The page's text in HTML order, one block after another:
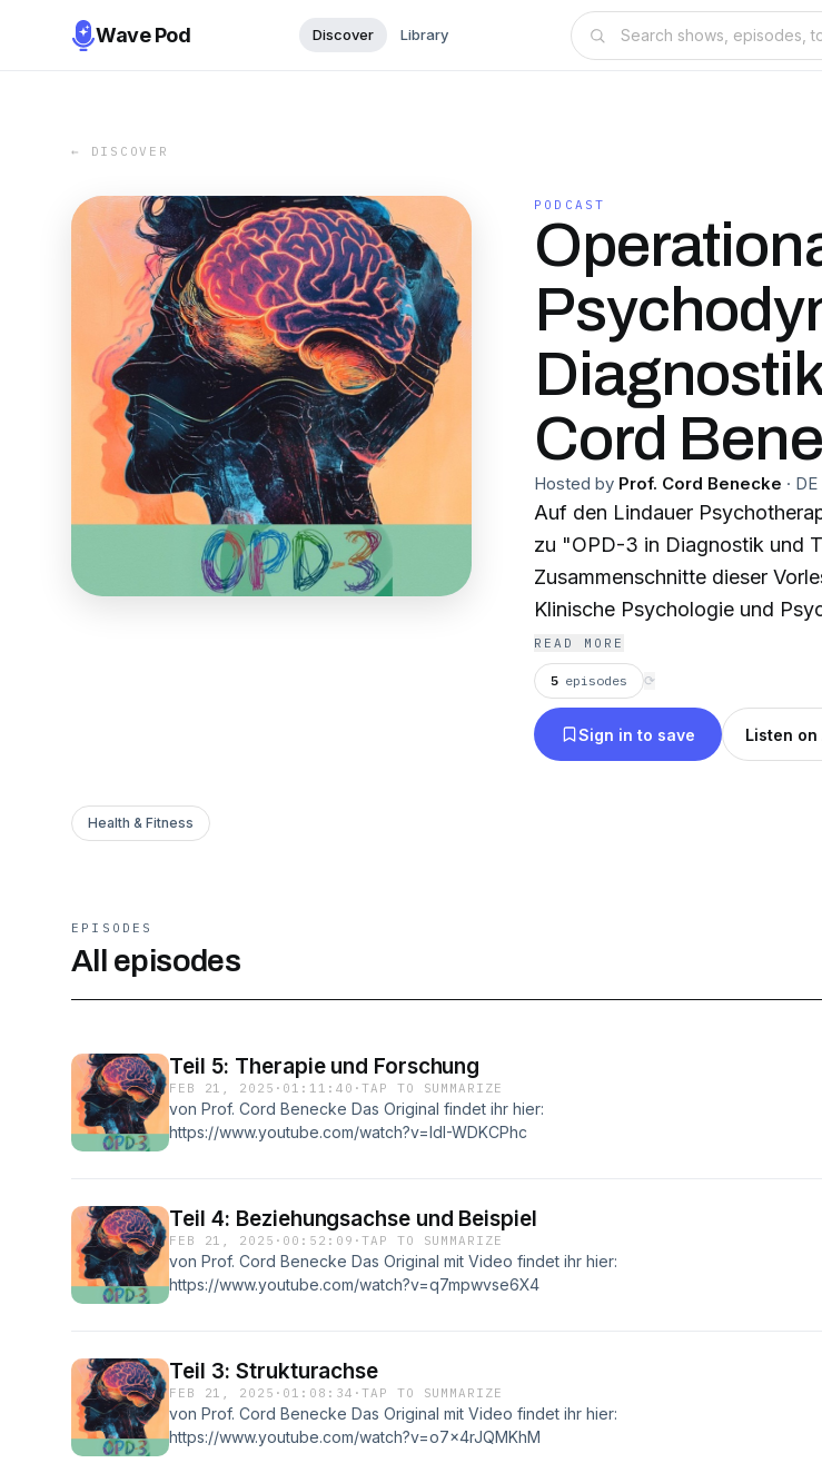
Wave Pod Discover Library
← DISCOVER
PODCAST
Cord
Hosted by Prof. Cord Benecke · DE
Auf den Lindauer
zu "OPD-3 in Diagnostik und
Zusammenschnitte dieser Vorlesung ein. Cord
Klinische Psychologie und
Psychotherapeut,
Psychotherapieforschung.
READ MORE
5 episodes ⟳
Sign in to save Listen on
Health & Fitness
EPISODES
All episodes
Teil 5: Therapie und Forschung
FEB 21, 2025 · 01:11:40 ·TAP TO SUMMARIZE
von Prof. Cord Benecke Das Original findet ihr hier:
https://www.youtube.com/watch?v=IdI-WDKCPhc
Teil 4: Beziehungsachse und Beispiel
FEB 21, 2025 · 00:52:09 ·TAP TO SUMMARIZE
von Prof. Cord Benecke Das Original mit Video findet ihr hier:
https://www.youtube.com/watch?v=q7mpwvse6X4
Teil 3: Strukturachse
FEB 21, 2025 · 01:08:34 ·TAP TO SUMMARIZE
von Prof. Cord Benecke Das Original mit Video findet ihr hier:
https://www.youtube.com/watch?v=o7x4rJQMKhM